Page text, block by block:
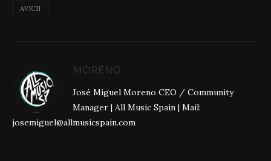
AVICII
MORENO
José Miguel Moreno CEO / Community
Manager | All Music Spain | Mail:
josemiguel@allmusicspain.com